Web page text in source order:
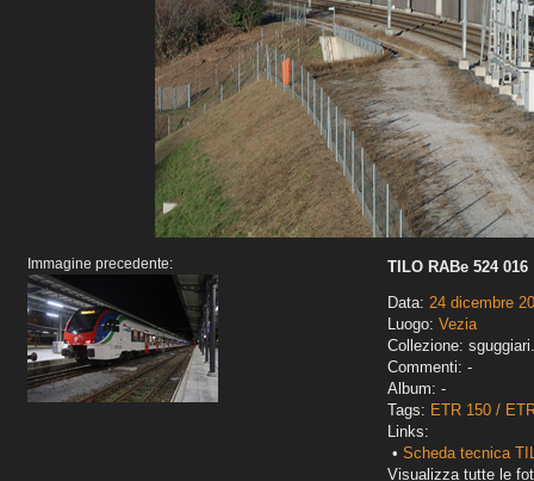
Immagine precedente:
TILO RABe 524 016
Data: 24 dicembre
Luogo: Vezia
Collezione:
Commenti: -
Album: -
Tags: ETR 150 /
Links:
• Scheda tecnica
Visualizza tutte le